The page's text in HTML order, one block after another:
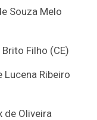
Souza Melo
Filho (CE)
Lucena Ribeiro
de Oliveira